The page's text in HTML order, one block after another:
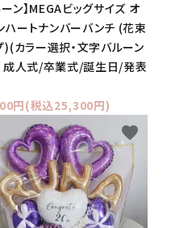
ーン】MEGAビッグサイズ オ
ハートナンバーバンチ (花束
)(カラー選択・文字バルーン
成人式/卒業式/誕生日/発表
円(税込25,300円)
favorite